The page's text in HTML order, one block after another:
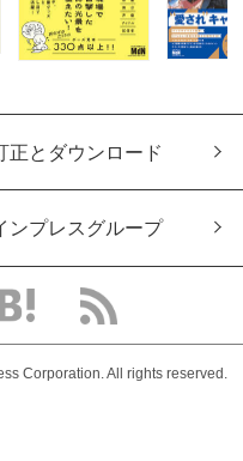
正とダウンロード
ンプレスグループ
Corporation. All rights reserved.